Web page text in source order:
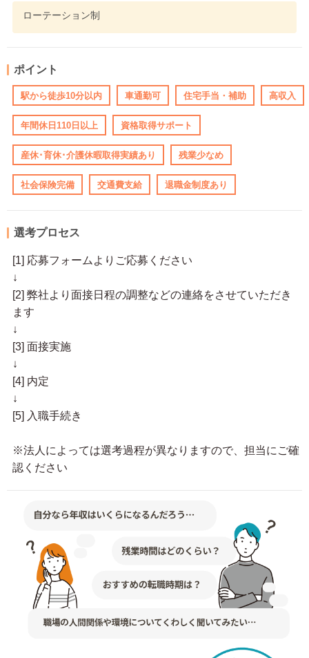
ローテーション制
ポイント
駅から徒歩10分以内 車通勤可 住宅手当・補助 高収入
年間休日110日以上 資格取得サポート
産休･育休･介護休暇取得実績あり 残業少なめ
社会保険完備 交通費支給 退職金制度あり
選考プロセス
[1] 応募フォームよりご応募ください
↓
[2] 弊社より面接日程の調整などの連絡をさせていただき
ます
↓
[3] 面接実施
↓
[4] 内定
↓
[5] 入職手続き
※法人によっては選考過程が異なりますので、担当にご確
認ください